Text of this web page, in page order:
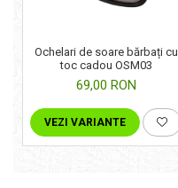
Ochelari de soare bărbați cu
toc cadou OSM03
69,00 RON
VEZI VARIANTE